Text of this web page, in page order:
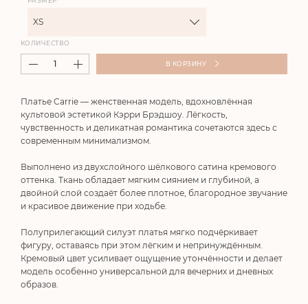
Платье Carrie — женственная модель, вдохновлённая
культовой эстетикой Кэрри Брэдшоу. Лёгкость,
чувственность и деликатная романтика сочетаются здесь с
современным минимализмом.
Выполнено из двухслойного шёлкового сатина кремового
оттенка. Ткань обладает мягким сиянием и глубиной, а
двойной слой создаёт более плотное, благородное звучание
и красивое движение при ходьбе.
Полуприлегающий силуэт платья мягко подчёркивает
фигуру, оставаясь при этом лёгким и непринуждённым.
Кремовый цвет усиливает ощущение утончённости и делает
модель особенно универсальной для вечерних и дневных
образов.
XS
КОЛИЧЕСТВО
В КОРЗИНУ